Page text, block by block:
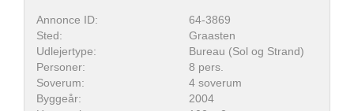
Annonce ID:
64-3869
Sted:
Graasten
Udlejertype:
Bureau (Sol og Strand)
Personer:
8 pers.
Soverum:
4 soverum
Byggeår:
2004